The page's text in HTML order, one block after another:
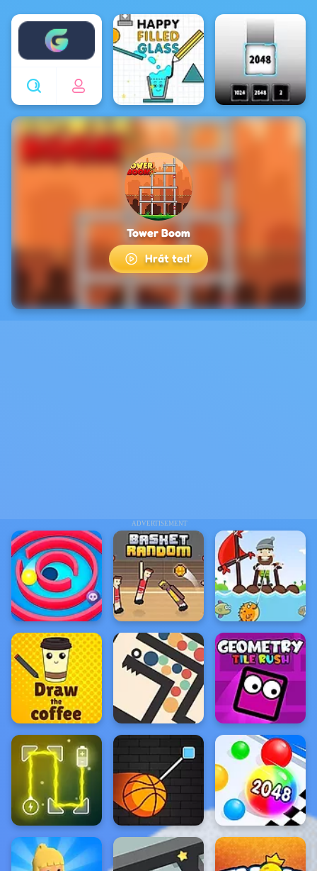
Enjoy4fun
ADVERTISEMENT
Tower Boom
Hrát teď